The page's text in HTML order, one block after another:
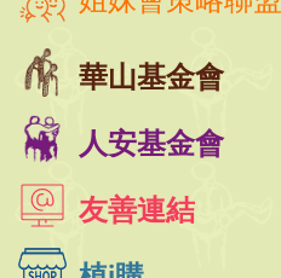
華山基金會
人安基金會
友善連結